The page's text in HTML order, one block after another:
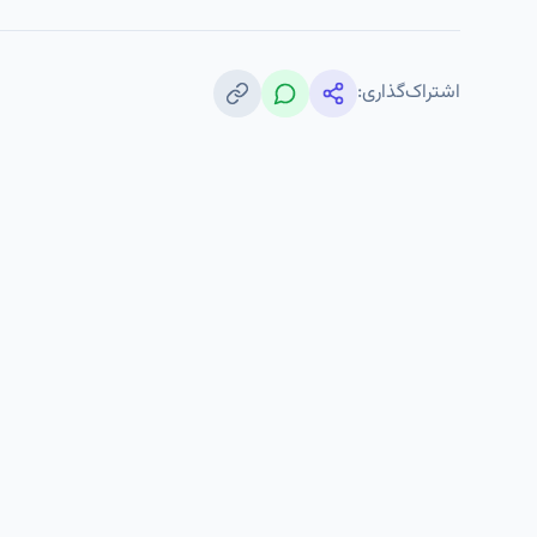
اشتراک‌گذاری: